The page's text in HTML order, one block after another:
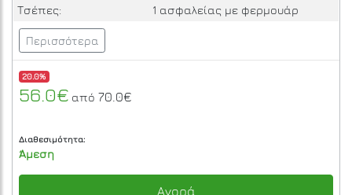
Τσέπες: 1 ασφαλείας με φερμουάρ
Περισσότερα
20.0%
56.0€ από 70.0€
Διαθεσιμότητα:
Άμεση
Αγορά